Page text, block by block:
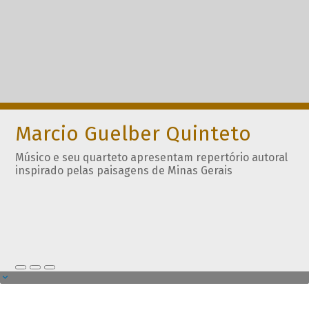
Marcio Guelber Quinteto
Músico e seu quarteto apresentam repertório autoral
inspirado pelas paisagens de Minas Gerais